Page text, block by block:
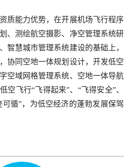
质能力优势，在开展机场飞行程序
、测绘航空摄影、净空管理系统研
智慧城市管理系统建设的基础上，
协同空地一体规划设计，开发低空
空域网格管理系统、空地一体导航
空飞行“飞得起来”、“飞得安全”、
可循”，为低空经济的蓬勃发展保驾